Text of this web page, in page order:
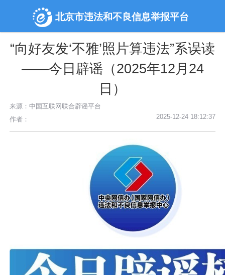
北京市违法和不良信息举报平台
“向好友发‘不雅’照片算违法”系误读
——今日辟谣（2025年12月24
日）
来源：中国互联网联合辟谣平台
作者：
2025-12-24 18:12:37